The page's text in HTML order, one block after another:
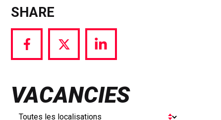
SHARE
Share
via
Share
via
Share
via
VACANCIES